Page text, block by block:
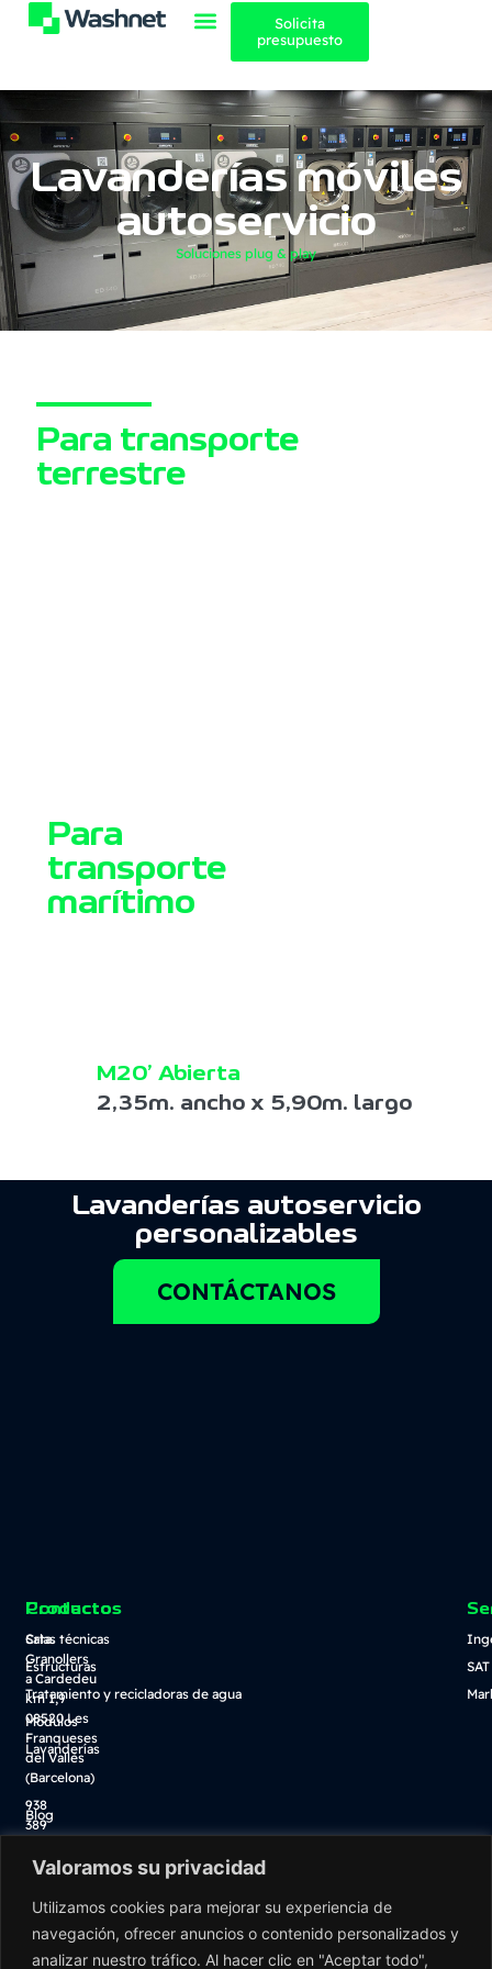
Valoramos su privacidad
Utilizamos cookies para mejorar su experiencia de
navegación, ofrecer anuncios o contenido personalizados y
analizar nuestro tráfico. Al hacer clic en "Aceptar todo",
Solicita
presupuesto
Lavanderías móviles
autoservicio
Soluciones plug & play
Para transporte
terrestre
Para
transporte
marítimo
M20’ Abierta
2,35m. ancho x 5,90m. largo
Lavanderías autoservicio
personalizables
CONTÁCTANOS
Contacto
Crta.
Granollers
a Cardedeu
km 1,9
08520 Les
Franqueses
del Vallès
(Barcelona)
938
389
info@washnet.es
Productos
Salas técnicas
Estructuras
Tratamiento y recicladoras de agua
Módulos
Lavanderías
Blog
Descarga catálogo
Tienda online
SAT